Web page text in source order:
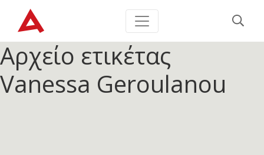
Αρχείο ετικέτας
Vanessa Geroulanou